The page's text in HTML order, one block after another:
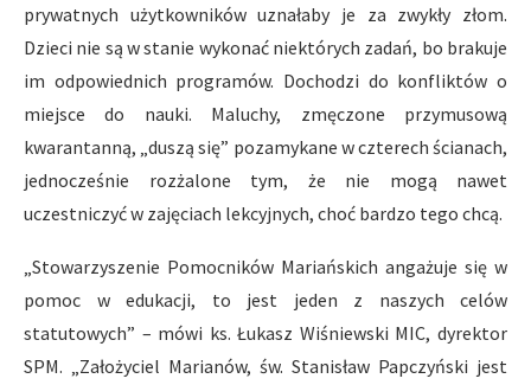
prywatnych użytkowników uznałaby je za zwykły złom.
Dzieci nie są w stanie wykonać niektórych zadań, bo brakuje
im odpowiednich programów. Dochodzi do konfliktów o
miejsce do nauki. Maluchy, zmęczone przymusową
kwarantanną, „duszą się” pozamykane w czterech ścianach,
jednocześnie rozżalone tym, że nie mogą nawet
uczestniczyć w zajęciach lekcyjnych, choć bardzo tego chcą.
„Stowarzyszenie Pomocników Mariańskich angażuje się w
pomoc w edukacji, to jest jeden z naszych celów
statutowych” – mówi ks. Łukasz Wiśniewski MIC, dyrektor
SPM. „Założyciel Marianów, św. Stanisław Papczyński jest